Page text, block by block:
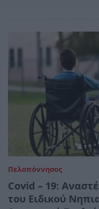
Πελοπόννησος
Covid – 19:
του Ειδικού